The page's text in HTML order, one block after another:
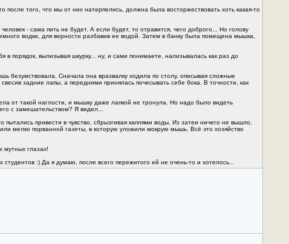
того, что мы от них натерпелись, должна была восторжествовать хоть какая-то
- сама пить не будет. А если будет, то отравится, чего доброго... Но голову
водки, для верности разбавив ее водой. Затем в банку была помещена мышка,
в порядок, вылизывая шкурку... ну, и сами понимаете, нализывалась как раз до
безумствовала. Сначала она вразвалку ходила по столу, описывая сложные
задние лапы, а передними принялась почесывать себе бока. В точности, как
от такой наглости, и мышку даже лапкой не тронула. Но надо было видеть
с замешательством? Я видел...
привести в чувство, сбрызгивая каплями воды. Из затеи ничего не вышло,
мелко порванной газеты, в которую уложили мокрую мышь. Всё это хозяйство
мутных глазах!
:) Да я думаю, после всего пережитого ей не очень-то и хотелось...